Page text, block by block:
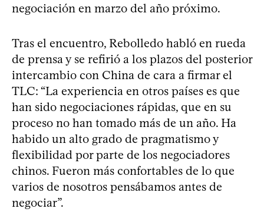
negociación en marzo del año próximo.
Tras el encuentro, Rebolledo habló en rueda
de prensa y se refirió a los plazos del posterior
intercambio con China de cara a firmar el
TLC: “La experiencia en otros países es que
han sido negociaciones rápidas, que en su
proceso no han tomado más de un año. Ha
habido un alto grado de pragmatismo y
flexibilidad por parte de los negociadores
chinos. Fueron más confortables de lo que
varios de nosotros pensábamos antes de
negociar”.